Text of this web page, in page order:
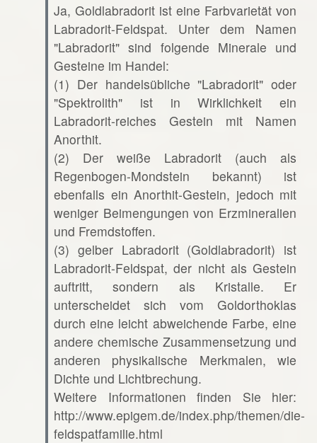
Ja, Goldlabradorit ist eine Farbvarietät von
Labradorit-Feldspat. Unter dem Namen
"Labradorit" sind folgende Minerale und
Gesteine im Handel:
(1) Der handelsübliche "Labradorit" oder
"Spektrolith" ist in Wirklichkeit ein
Labradorit-reiches Gestein mit Namen
Anorthit.
(2) Der weiße Labradorit (auch als
Regenbogen-Mondstein bekannt) ist
ebenfalls ein Anorthit-Gestein, jedoch mit
weniger Beimengungen von Erzmineralien
und Fremdstoffen.
(3) gelber Labradorit (Goldlabradorit) ist
Labradorit-Feldspat, der nicht als Gestein
auftritt, sondern als Kristalle. Er
unterscheidet sich vom Goldorthoklas
durch eine leicht abweichende Farbe, eine
andere chemische Zusammensetzung und
anderen physikalische Merkmalen, wie
Dichte und Lichtbrechung.
Weitere Informationen finden Sie hier:
http://www.epigem.de/index.php/themen/die-
feldspatfamilie.html